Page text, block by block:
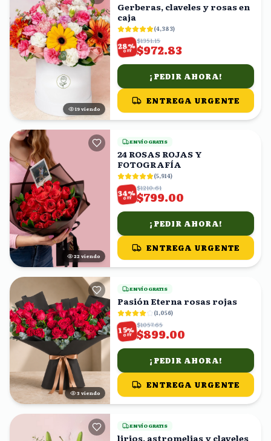
18 viendo
Gerberas, claveles y rosas en
caja
(4,383)
28%
OFF
$1351.15
$972.83
¡PEDIR AHORA!
ENTREGA URGENTE
22 viendo
ENVÍO GRATIS
24 ROSAS ROJAS Y
FOTOGRAFÍA
(5,914)
34%
OFF
$1210.61
$799.00
¡PEDIR AHORA!
ENTREGA URGENTE
3 viendo
ENVÍO GRATIS
Pasión Eterna rosas rojas
(1,056)
15%
OFF
$1057.65
$899.00
¡PEDIR AHORA!
ENTREGA URGENTE
ENVÍO GRATIS
lirios, astromelias y claveles